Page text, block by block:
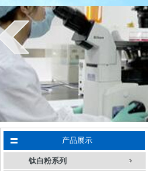
产品展示
钛白粉系列